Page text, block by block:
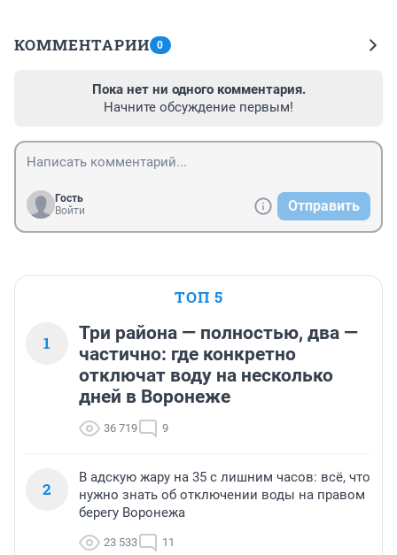
КОММЕНТАРИИ 0
Пока нет ни одного комментария.
Начните обсуждение первым!
Гость
Войти
Отправить
ТОП 5
1
Три района — полностью, два —
частично: где конкретно
отключат воду на несколько
дней в Воронеже
36 719 9
2
В адскую жару на 35 с лишним часов: всё, что
нужно знать об отключении воды на правом
берегу Воронежа
23 533 11